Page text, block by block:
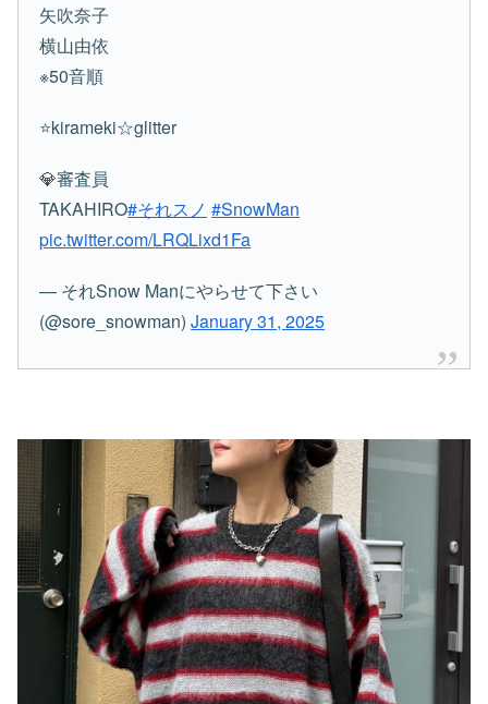
矢吹奈子
横山由依
※50音順
⭐️kirameki☆glitter
💎審査員
TAKAHIRO#それスノ #SnowMan
pic.twitter.com/LRQLixd1Fa
— それSnow Manにやらせて下さい
(@sore_snowman)January 31, 2025